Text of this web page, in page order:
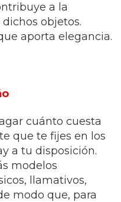
a la
objetos.
aporta elegancia.
cuánto cuesta
que te fijes en los
a tu disposición.
modelos
llamativos,
modo que, para